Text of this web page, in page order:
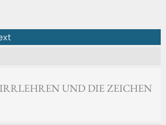
UND DIE ZEICHEN